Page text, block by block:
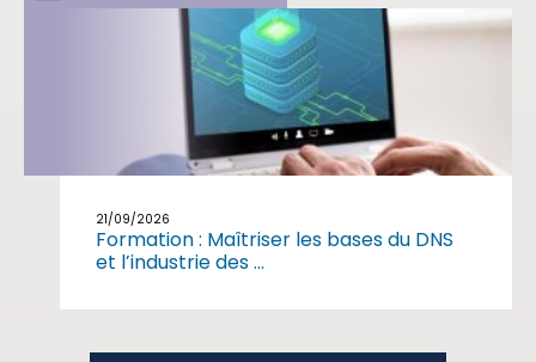
21/09/2026
Formation : Maîtriser les bases du DNS
et l’industrie des ...